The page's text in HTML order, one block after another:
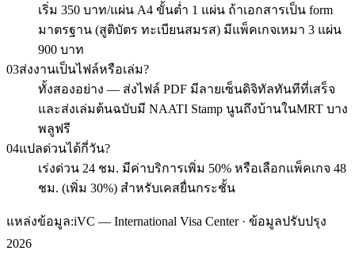
เริ่ม 350 บาท/แผ่น A4 ขั้นต่ำ 1 แผ่น ถ้าเอกสารเป็น form
มาตรฐาน (สูติบัตร ทะเบียนสมรส) มีแพ็คเกจเหมา 3 แผ่น
900 บาท
03ส่งงานเป็นไฟล์หรือเล่ม?
ทั้งสองอย่าง — ส่งไฟล์ PDF มีลายเซ็นดิจิทัลทันทีที่เสร็จ
และส่งเล่มต้นฉบับมี NAATI Stamp นูนถึงบ้านในMRT บาง
พลูฟรี
04แปลด่วนได้กี่วัน?
เร่งด่วน 24 ชม. มีค่าบริการเพิ่ม 50% หรือเลือกแพ็คเกจ 48
ชม. (เพิ่ม 30%) สำหรับเคสยื่นกระชั้น
แหล่งข้อมูล:iVC — International Visa Center · ข้อมูลปรับปรุง
2026